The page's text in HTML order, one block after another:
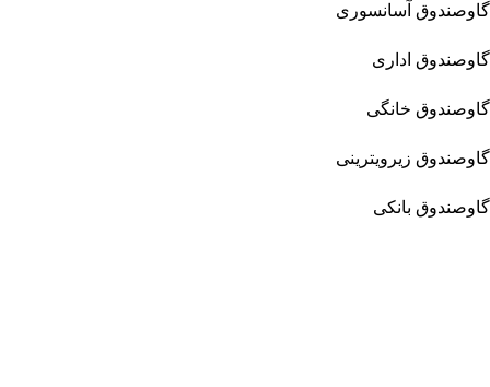
گاوصندوق آسانسوری
گاوصندوق اداری
گاوصندوق خانگی
گاوصندوق زیرویترینی
گاوصندوق بانکی